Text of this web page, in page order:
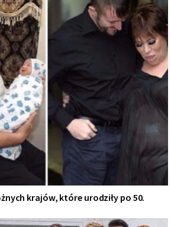
krajów, które urodziły po 50.